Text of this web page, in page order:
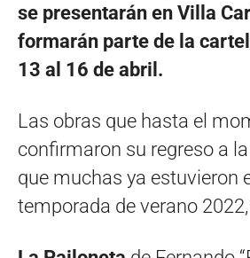
se presentarán en Villa
formarán parte de la
13 al 16 de abril.
Las obras que hasta el
confirmaron su regreso a
que muchas ya estuvieron
temporada de verano